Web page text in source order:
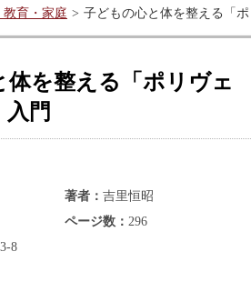
教育・家庭 子どもの心と体を整える「
体を整える「ポリヴェ
門
著者
吉里恒昭
ページ数
296
8